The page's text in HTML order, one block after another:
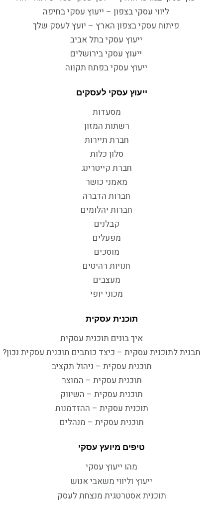
ליווי עסקי בצפון – ייעוץ עסקי בחיפה
פיתוח עסקי בצפון הארץ – יועץ לעסק שלך
ייעוץ עסקי בתל אביב
ייעוץ עסקי בירושלים
ייעוץ עסקי בפתח תקווה
ייעוץ עסקי לעסקים
מסעדות
רשתות המזון
חברת תיירות
סלון כלות
חברת קייטרינג
מאמני כושר
חברות הדברה
חברות יהלומים
קבלנים
מפעלים
מוסכים
חנויות רהיטים
מעצבים
מכוני יופי
תוכנית עסקית
איך בונים תוכנית עסקית
תבנית לתוכנית עסקית – כיצד כותבים תוכנית עסקית נכון?
תוכנית עסקית – ניהול תקציב
תוכנית עסקית – המוצר
תוכנית עסקית – השיווק
תוכנית עסקית – ההזדמנות
תוכנית עסקית – מנהלים
טיפים מיועץ עסקי
מהו ייעוץ עסקי
ייעוץ וליווי משאבי אנוש
תוכנית אסטרטגית מנצחת לעסק